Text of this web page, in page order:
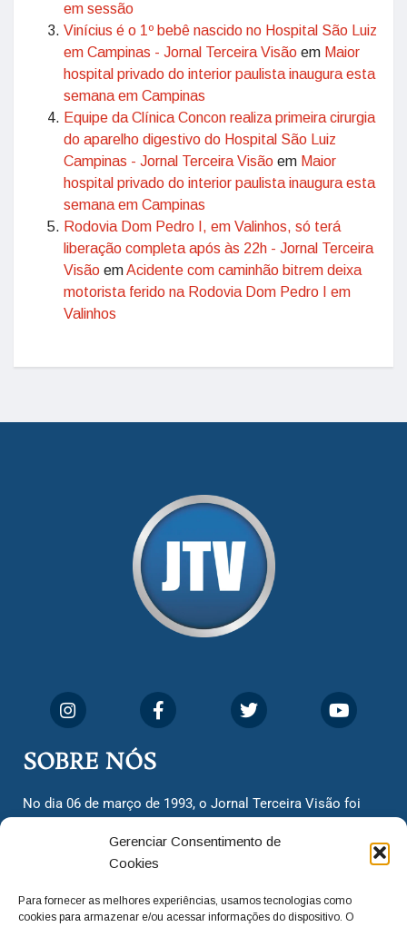
Gerenciar Consentimento de
Cookies
Para fornecer as melhores experiências, usamos tecnologias como
cookies para armazenar e/ou acessar informações do dispositivo. O
em sessão
Vinícius é o 1º bebê nascido no Hospital São Luiz
em Campinas - Jornal Terceira Visão em Maior
hospital privado do interior paulista inaugura esta
semana em Campinas
Equipe da Clínica Concon realiza primeira cirurgia
do aparelho digestivo do Hospital São Luiz
Campinas - Jornal Terceira Visão em Maior
hospital privado do interior paulista inaugura esta
semana em Campinas
Rodovia Dom Pedro I, em Valinhos, só terá
liberação completa após às 22h - Jornal Terceira
Visão emAcidente com caminhão bitrem deixa
motorista ferido na Rodovia Dom Pedro I em
Valinhos
SOBRE NÓS
No dia 06 de março de 1993, o Jornal Terceira Visão foi
cidadãos valinhenses, já que naquela época só existiam
dois jornais. Há mais de 30 anos, o jornal continua
com o foco de trazer as melhores notícias. Nunca